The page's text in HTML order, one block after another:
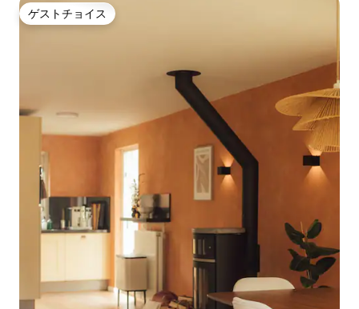
ゲストチョイス
ゲストチョイス